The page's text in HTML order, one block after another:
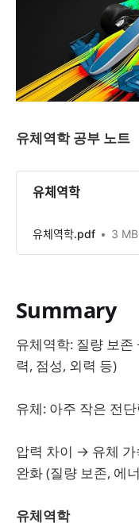
유체역학 공부 노트
유체역학
유체역학.pdf 3 MB
Summary
유체역학: 질량 보존
력, 점성, 외력 등)
유체: 아주 작은 전
압력 차이 → 유체
완화 (질량 보존, 에
유체역학